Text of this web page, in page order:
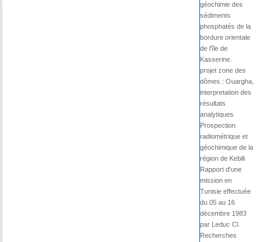
géochimie des
sédiments
phosphatés de la
bordure orientale
de l'île de
Kasserine.
projet zone des
dômes : Ouargha,
interpretation des
résultats
analytiques
Prospection
radiométrique et
géochimique de la
région de Kebili
Rapport d'une
mission en
Tunisie effectuée
du 05 au 16
décembre 1983
par Leduc Cl.
Recherches